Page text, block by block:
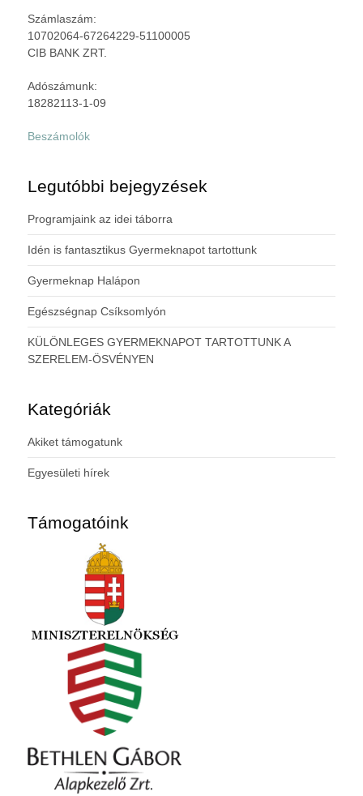
Számlaszám:
10702064-67264229-51100005
CIB BANK ZRT.
Adószámunk:
18282113-1-09
Beszámolók
Legutóbbi bejegyzések
Programjaink az idei táborra
Idén is fantasztikus Gyermeknapot tartottunk
Gyermeknap Halápon
Egészségnap Csíksomlyón
KÜLÖNLEGES GYERMEKNAPOT TARTOTTUNK A
SZERELEM-ÖSVÉNYEN
Kategóriák
Akiket támogatunk
Egyesületi hírek
Támogatóink